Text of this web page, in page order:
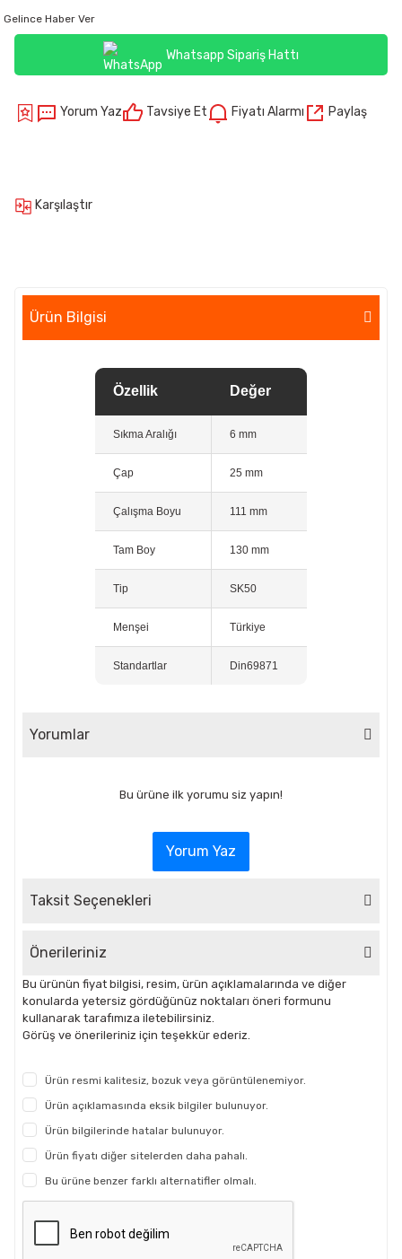
Gelince Haber Ver
Whatsapp Sipariş Hattı
Yorum Yaz Tavsiye Et Fiyatı Alarmı Paylaş
Karşılaştır
Ürün Bilgisi
Özellik Değer
Sıkma Aralığı 6 mm
Çap 25 mm
Çalışma Boyu 111 mm
Tam Boy 130 mm
Tip SK50
Menşei Türkiye
Standartlar Din69871
Yorumlar
Bu ürüne ilk yorumu siz yapın!
Yorum Yaz
Taksit Seçenekleri
Önerileriniz
Bu ürünün fiyat bilgisi, resim, ürün açıklamalarında ve diğer
konularda yetersiz gördüğünüz noktaları öneri formunu
kullanarak tarafımıza iletebilirsiniz.
Görüş ve önerileriniz için teşekkür ederiz.
Ürün resmi kalitesiz, bozuk veya görüntülenemiyor.
Ürün açıklamasında eksik bilgiler bulunuyor.
Ürün bilgilerinde hatalar bulunuyor.
Ürün fiyatı diğer sitelerden daha pahalı.
Bu ürüne benzer farklı alternatifler olmalı.